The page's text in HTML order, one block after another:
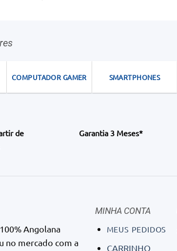
COMPUTADOR GAMER SMARTPHONES
de
Garantia 3 Meses*
Angolana
no mercado com a
MINHA CONTA
MEUS PEDIDOS
CARRINHO